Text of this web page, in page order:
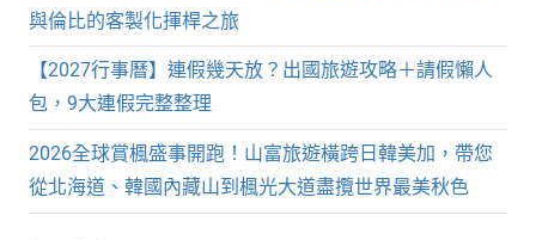
與倫比的客製化揮桿之旅
【2027行事曆】連假幾天放？出國旅遊攻略＋請假懶人
包，9大連假完整整理
2026全球賞楓盛事開跑！山富旅遊橫跨日韓美加，帶您
從北海道、韓國內藏山到楓光大道盡攬世界最美秋色